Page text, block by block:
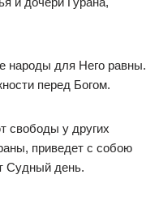
народы для Него равны.
перед Богом.
свободы у других
приведет с собою
Судный день.